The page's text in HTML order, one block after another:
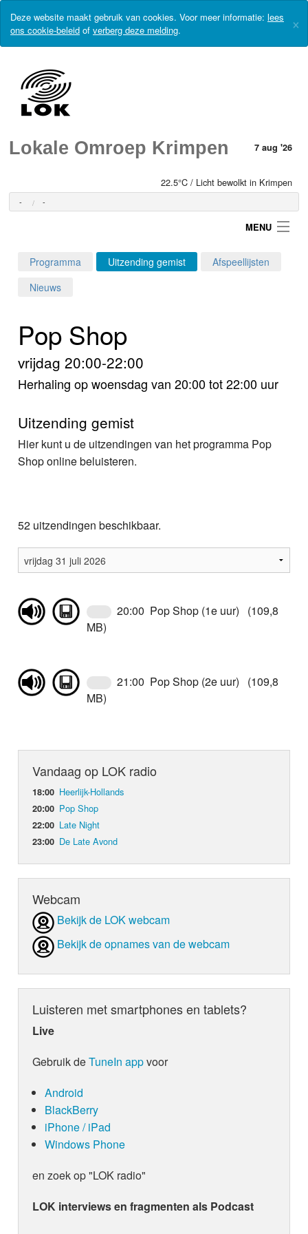
Deze website maakt gebruik van cookies. Voor meer informatie: lees
ons cookie-beleid of verberg deze melding. ×
Lokale Omroep Krimpen 7 aug '26
22.5°C / Licht bewolkt in Krimpen
- -
MENU
Programma's
Nieuws
Video
Programma Uitzending gemist
Afspeellijsten
Nieuws
Pop Shop
vrijdag 20:00-22:00
Herhaling op woensdag van 20:00 tot 22:00 uur
Uitzending gemist
Hier kunt u de uitzendingen van het programma Pop
Shop online beluisteren.
52 uitzendingen beschikbaar.
20:00 Pop Shop (1e uur) (109,8
MB)
21:00 Pop Shop (2e uur) (109,8
MB)
Vandaag op LOK radio
18:00 Heerlijk-Hollands
20:00 Pop Shop
22:00 Late Night
23:00 De Late Avond
Webcam
Bekijk de LOK webcam
Bekijk de opnames van de webcam
Luisteren met smartphones en tablets?
Live
Gebruik deTuneIn appvoor
Android
BlackBerry
iPhone / iPad
Windows Phone
en zoek op "LOK radio"
LOK interviews en fragmenten als Podcast